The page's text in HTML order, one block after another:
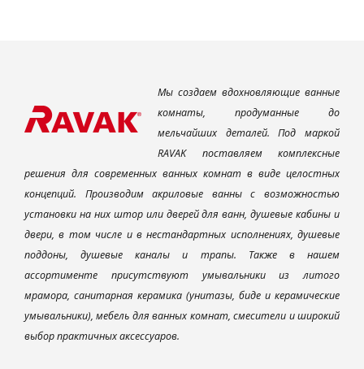
Мы создаем вдохновляющие ванные
комнаты, продуманные до
мельчайших деталей. Под маркой
RAVAK поставляем комплексные
решения для современных ванных комнат в виде целостных
концепций. Производим акриловые ванны с возможностью
установки на них штор или дверей для ванн, душевые кабины и
двери, в том числе и в нестандартных исполнениях, душевые
поддоны, душевые каналы и трапы. Также в нашем
ассортименте присутствуют умывальники из литого
мрамора, санитарная керамика (унитазы, биде и керамические
умывальники), мебель для ванных комнат, смесители и широкий
выбор практичных аксессуаров.